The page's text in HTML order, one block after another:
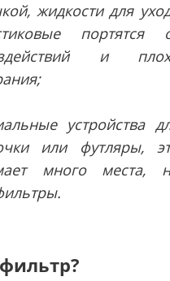
жидкости для
портятся
и
устройства
или футляры,
много места,